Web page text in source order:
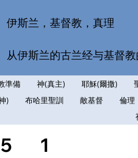
伊斯兰，基督教，真理
从伊斯兰的古兰经与基督
準備 神(真主) 耶穌(爾撒)
) 布哈里聖訓 敵基督 倫理
1